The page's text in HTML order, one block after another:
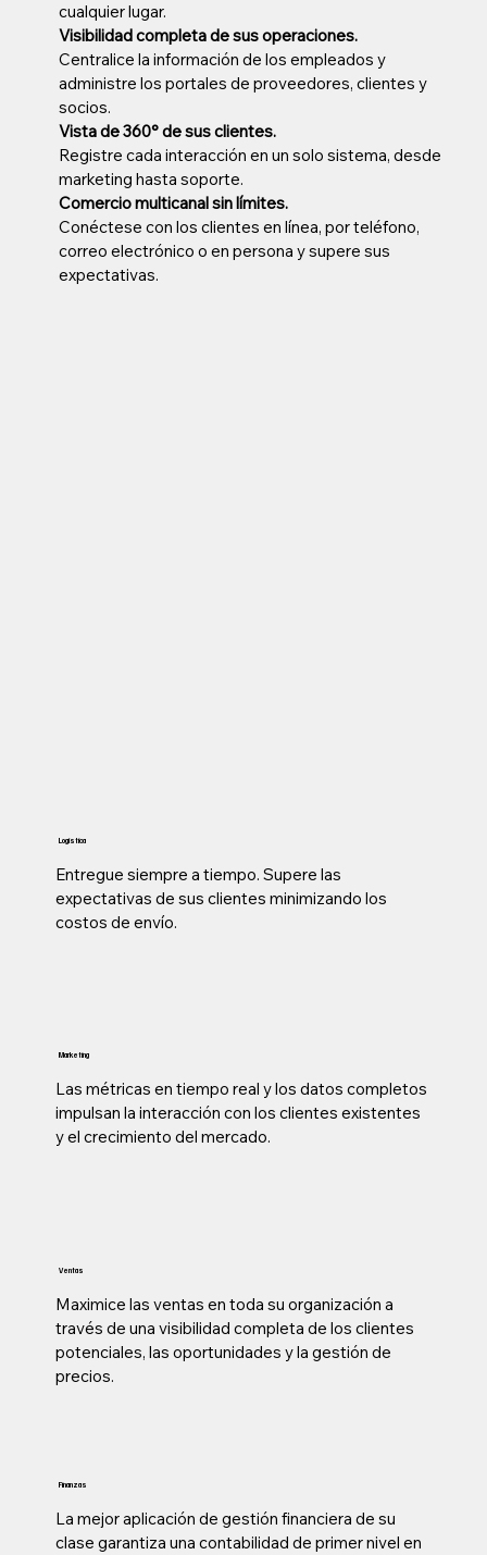
cualquier lugar.
Visibilidad completa de sus operaciones.
Centralice la información de los empleados y
administre los portales de proveedores, clientes y
socios.
Vista de 360° de sus clientes.
Registre cada interacción en un solo sistema, desde
marketing hasta soporte.
Comercio multicanal sin límites.
Conéctese con los clientes en línea, por teléfono,
correo electrónico o en persona y supere sus
expectativas.
Logística
Entregue siempre a tiempo. Supere las
expectativas de sus clientes minimizando los
costos de envío.
Marketing
Las métricas en tiempo real y los datos completos
impulsan la interacción con los clientes existentes
y el crecimiento del mercado.
Ventas
Maximice las ventas en toda su organización a
través de una visibilidad completa de los clientes
potenciales, las oportunidades y la gestión de
precios.
Finanzas
La mejor aplicación de gestión financiera de su
clase garantiza una contabilidad de primer nivel en